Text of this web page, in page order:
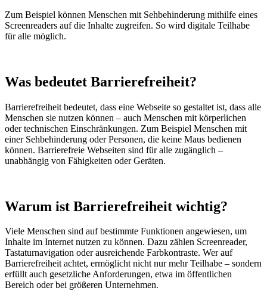
Zum Beispiel können Menschen mit Sehbehinderung mithilfe eines
Screenreaders auf die Inhalte zugreifen. So wird digitale Teilhabe
für alle möglich.
Was bedeutet Barrierefreiheit?
Barrierefreiheit bedeutet, dass eine Webseite so gestaltet ist, dass alle
Menschen sie nutzen können – auch Menschen mit körperlichen
oder technischen Einschränkungen. Zum Beispiel Menschen mit
einer Sehbehinderung oder Personen, die keine Maus bedienen
können. Barrierefreie Webseiten sind für alle zugänglich –
unabhängig von Fähigkeiten oder Geräten.
Warum ist Barrierefreiheit wichtig?
Viele Menschen sind auf bestimmte Funktionen angewiesen, um
Inhalte im Internet nutzen zu können. Dazu zählen Screenreader,
Tastaturnavigation oder ausreichende Farbkontraste. Wer auf
Barrierefreiheit achtet, ermöglicht nicht nur mehr Teilhabe – sondern
erfüllt auch gesetzliche Anforderungen, etwa im öffentlichen
Bereich oder bei größeren Unternehmen.